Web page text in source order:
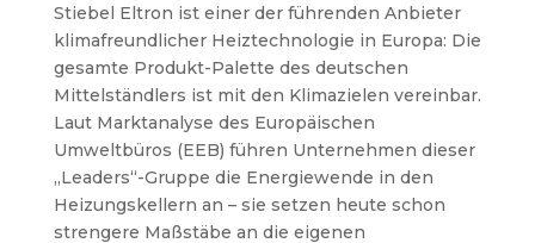
Stiebel Eltron ist einer der führenden Anbieter
klimafreundlicher Heiztechnologie in Europa: Die
gesamte Produkt-Palette des deutschen
Mittelständlers ist mit den Klimazielen vereinbar.
Laut Marktanalyse des Europäischen
Umweltbüros (EEB) führen Unternehmen dieser
„Leaders“-Gruppe die Energiewende in den
Heizungskellern an – sie setzen heute schon
strengere Maßstäbe an die eigenen